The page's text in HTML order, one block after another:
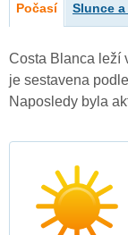
Počasí Slunce
Costa Blanca leží
je sestavena
Naposledy byla